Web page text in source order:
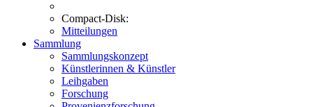
Compact-Disk:
Mitteilungen
Sammlung
Sammlungskonzept
Künstlerinnen & Künstler
Leihgaben
Forschung